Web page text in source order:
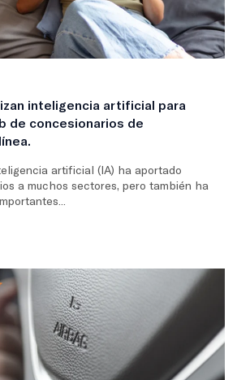
inteligencia artificial para
de concesionarios de
artificial (IA) ha aportado
a muchos sectores, pero también ha